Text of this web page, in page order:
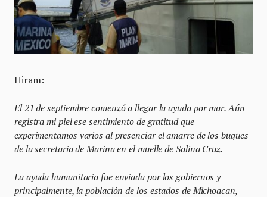
Hiram:
El 21 de septiembre comenzó a llegar la ayuda por mar. Aún
registra mi piel ese sentimiento de gratitud que
experimentamos varios al presenciar el amarre de los buques
de la secretaria de Marina en el muelle de Salina Cruz.
La ayuda humanitaria fue enviada por los gobiernos y
principalmente, la población de los estados de Michoacan,